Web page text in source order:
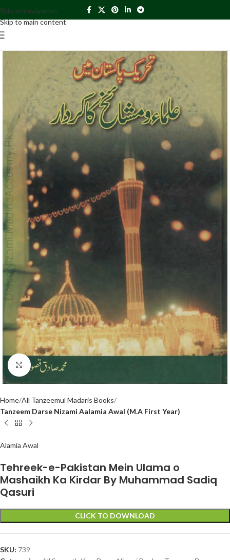
Skip to navigation
Skip to main content
Click to enlarge
Home All Tanzeemul Madaris Books
Tanzeem Darse Nizami Aalamia Awal (M.A First Year)
Alamia Awal
Tehreek-e-Pakistan Mein Ulama o
Mashaikh Ka Kirdar By Muhammad Sadiq
Qasuri
CLICK TO DOWNLOAD
SKU: 739